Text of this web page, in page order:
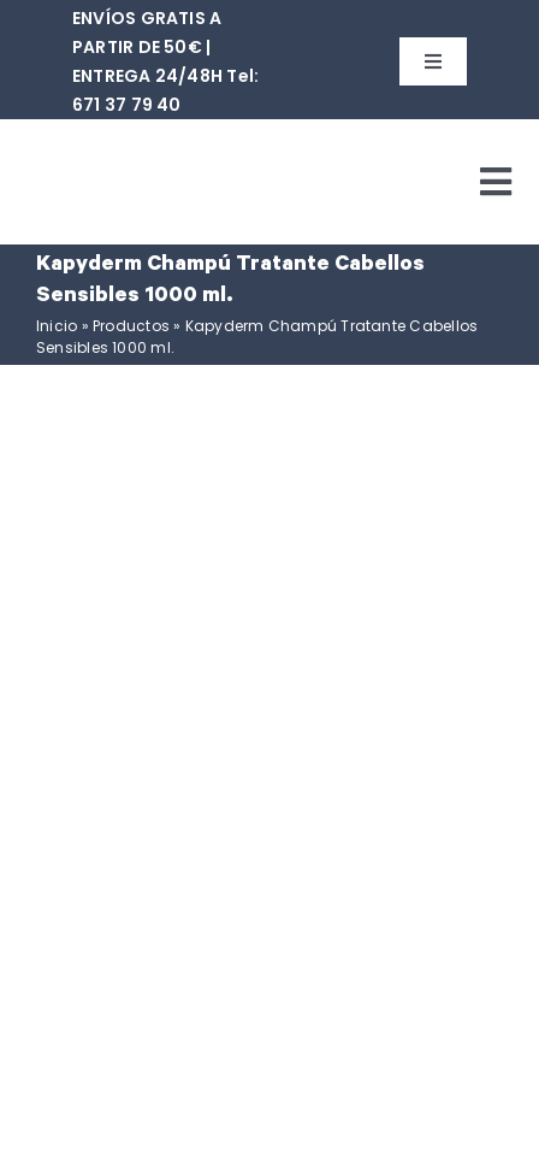
contenido
ENVÍOS GRATIS A
PARTIR DE 50€ |
ENTREGA 24/48H Tel:
671 37 79 40‬
Toggle
Buscar:
Kapyderm Champú Tratante Cabellos
Sensibles 1000 ml.
Inicio »Productos » Kapyderm Champú Tratante Cabellos
Sensibles 1000 ml.